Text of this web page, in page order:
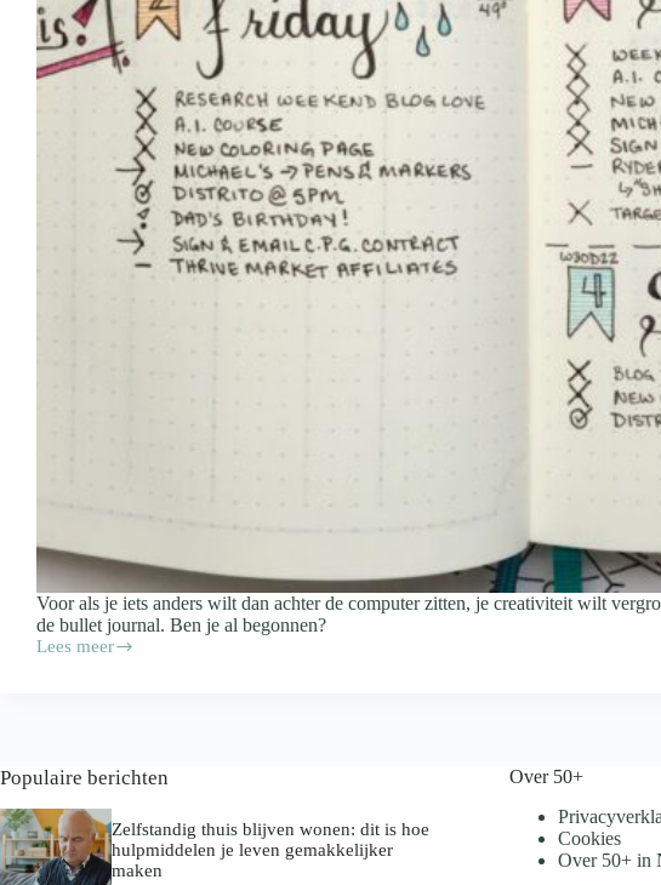
Voor als je iets anders wilt dan achter de computer zitten, je creativiteit wilt
de bullet journal. Ben je al begonnen?
Lees meer
Weg
een
journal
Populaire berichten
Zelfstandig thuis blijven wonen: dit is hoe
hulpmiddelen je leven gemakkelijker
maken
Over 50+
Cookies
Over 50+ in